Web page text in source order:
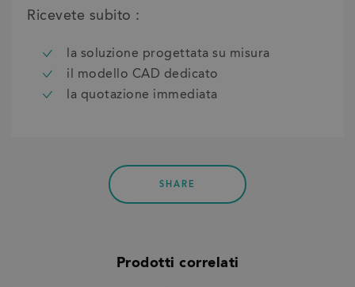
Ricevete subito :
la soluzione progettata su misura
il modello CAD dedicato
la quotazione immediata
SHARE
Prodotti correlati